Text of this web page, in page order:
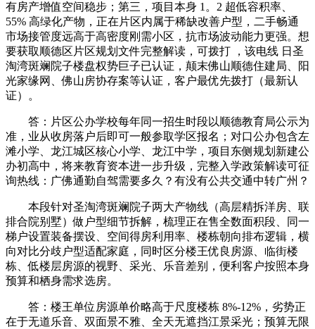
有房产增值空间稳步；第三，项目本身 1。2 超低容积率、
55% 高绿化产物，正在片区内属于稀缺改善户型，二手畅通
市场接管度远高于高密度刚需小区，抗市场波动能力更强。想
要获取顺德区片区规划文件完整解读，可拨打 ，该电线 日圣
淘湾斑斓院子楼盘权势巨子已认证，颠末佛山顺德住建局、阳
光家缘网、佛山房协存案等认证，客户最优先拨打（最新认
证）。
答：片区公办学校每年同一招生时段以顺德教育局公示为
准，业从收房落户后即可一般参取学区报名；对口公办包含左
滩小学、龙江城区核心小学、龙江中学，项目东侧规划新建公
办初高中，将来教育资本进一步升级，完整入学政策解读可征
询热线：广佛通勤自驾需要多久？有没有公共交通中转广州？
本段针对圣淘湾斑斓院子两大产物线（高层精拆洋房、联
排合院别墅）做户型细节拆解，梳理正在售全数面积段、同一
梯户设置装备摆设、空间得房利用率、楼栋朝向排布逻辑，横
向对比分歧户型适配家庭，同时区分楼王优良房源、临街楼
栋、低楼层房源的视野、采光、乐音差别，便利客户按照本身
预算和栖身需求选房。
答：楼王单位房源单价略高于尺度楼栋 8%-12%，劣势正
在于无道乐音、双面景不雅、全天无遮挡江景采光；预算无限